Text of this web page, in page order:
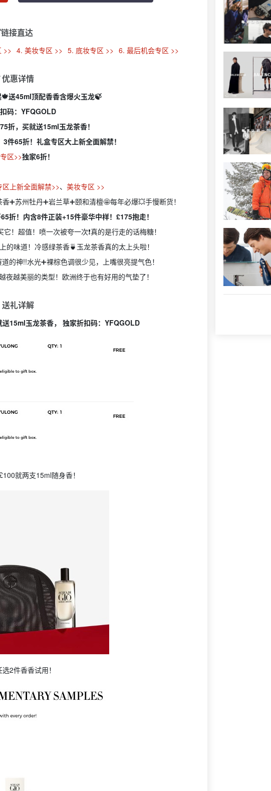
接直达
>> 4. 美妆专区 >> 5. 底妆专区 >> 6. 最后机会专区 >>
优惠详情
送45ml顶配香香含爆火玉龙🍃
码：YFQGOLD
折，买就送15ml玉龙茶香！
件65折！礼盒专区大上新全面解禁！
区>>独家6折！
区上新全面解禁>>、 美妆专区 >>
➕苏州牡丹➕岩兰草➕颐和清檀🤩每年必爆💥手慢断货！
折！内含8件正装+15件豪华中样！£175抱走！
它！超值！喷一次被夸一次❗️真的是行走的话梅糖！
的味道！冷感绿茶香🍵玉龙茶香真的太上头啦！
的神!!水光➕裸棕色调很少见，上嘴很亮提气色！
夜越美丽的类型！欧洲终于也有好用的气垫了！
送礼详解
15ml玉龙茶香， 独家折扣码： YFQGOLD
就两支15ml随身香！
2件香香试用！